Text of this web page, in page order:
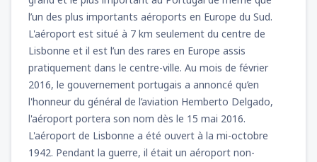
l’un des plus importants aéroports en Europe du Sud.
L'aéroport est situé à 7 km seulement du centre de
Lisbonne et il est l’un des rares en Europe assis
pratiquement dans le centre-ville. Au mois de février
2016, le gouvernement portugais a annoncé qu’en
l'honneur du général de l’aviation Hemberto Delgado,
l'aéroport portera son nom dès le 15 mai 2016.
L'aéroport de Lisbonne a été ouvert à la mi-octobre
1942. Pendant la guerre, il était un aéroport non-